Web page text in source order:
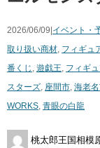
2026/06/09| イベント・
取り扱い商材, フィギュ
番くじ , 遊戯王, フィギ
スターズ, 座間市, 海老
WORKS, 青眼の白龍​
桃太郎王国相模